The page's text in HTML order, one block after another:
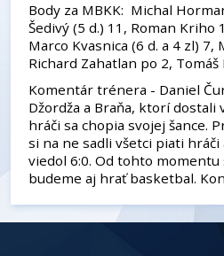
Body za MBKK: Michal
Šedivý (5 d.) 11, Roman Kriho
Marco Kvasnica (6 d. a 4 zl)
Richard Zahatlan po 2, Tomáš
Komentár trénera - Daniel
Džordža a Braňa, ktorí
hráči sa chopia svojej šance.
si na ne sadli všetci piati
viedol 6:0. Od tohto
budeme aj hrať basketbal.